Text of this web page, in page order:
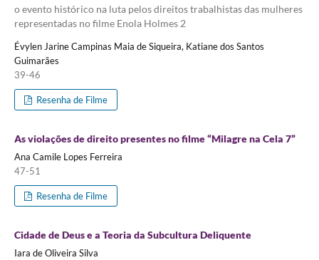
o evento histórico na luta pelos direitos trabalhistas das mulheres
representadas no filme Enola Holmes 2
Évylen Jarine Campinas Maia de Siqueira, Katiane dos Santos
Guimarães
39-46
Resenha de Filme
As violações de direito presentes no filme “Milagre na Cela 7”
Ana Camile Lopes Ferreira
47-51
Resenha de Filme
Cidade de Deus e a Teoria da Subcultura Deliquente
Iara de Oliveira Silva